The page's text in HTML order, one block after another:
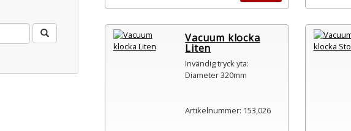
Vacuum klocka
Liten
Invändig tryck yta:
Diameter 320mm
Artikelnummer: 153,026